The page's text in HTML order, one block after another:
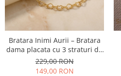
Bratara Inimi Aurii – Bratara
dama placata cu 3 straturi de
aur 18K Brazilia, cu stanta, 18
cm + prelungire 5 cm
229,00 RON
149,00 RON